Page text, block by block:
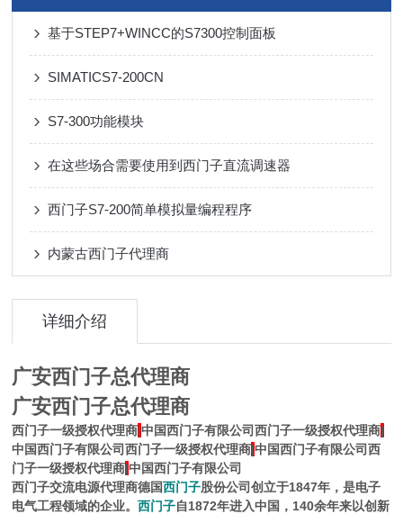
基于STEP7+WINCC的S7300控制面板
SIMATICS7-200CN
S7-300功能模块
在这些场合需要使用到西门子直流调速器
西门子S7-200简单模拟量编程程序
内蒙古西门子代理商
详细介绍
广安西门子总代理商
广安西门子总代理商
西门子一级授权代理商|中国西门子有限公司西门子一级授权代理商|
中国西门子有限公司西门子一级授权代理商|中国西门子有限公司西
门子一级授权代理商|中国西门子有限公司
西门子交流电源代理商德国西门子股份公司创立于1847年，是电子
电气工程领域的企业。西门子自1872年进入中国，140余年来以创新